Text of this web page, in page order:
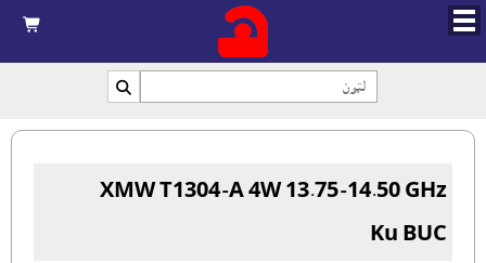



XMW T1304-A 4W 13.75-14.50 GHz
Ku BUC